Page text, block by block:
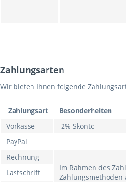
Zahlungsarten
Wir bieten Ihnen folgende
Zahlungsart
Besonderheiten
Vorkasse
2% Skonto
PayPal
Rechnung
Im Rahmen des
Zahlungsmethoden
Lastschrift